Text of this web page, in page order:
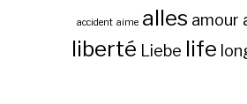
accident aime alles amour
liberté Liebe life